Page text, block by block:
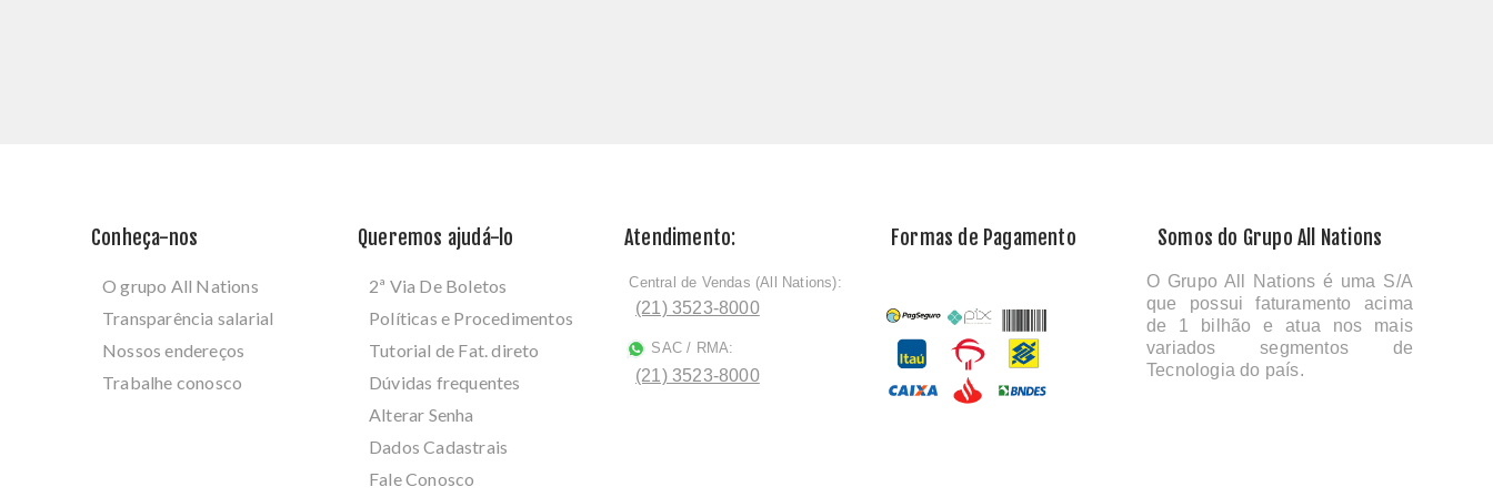
Conheça-nos
O grupo All Nations
Transparência salarial
Nossos endereços
Trabalhe conosco
Queremos ajudá-lo
2ª Via De Boletos
Políticas e Procedimentos
Tutorial de Fat. direto
Dúvidas frequentes
Alterar Senha
Dados Cadastrais
Fale Conosco
Atendimento:
ﾠCentral de Vendas (All Nations):
(21) 3523-8000
SAC / RMA:
(21) 3523-8000
Formas de Pagamento Somos do Grupo All Nations
O Grupo All Nations é uma S/A
que possui faturamento acima
de 1 bilhão e atua nos mais
variados segmentos de
Tecnologia do país.